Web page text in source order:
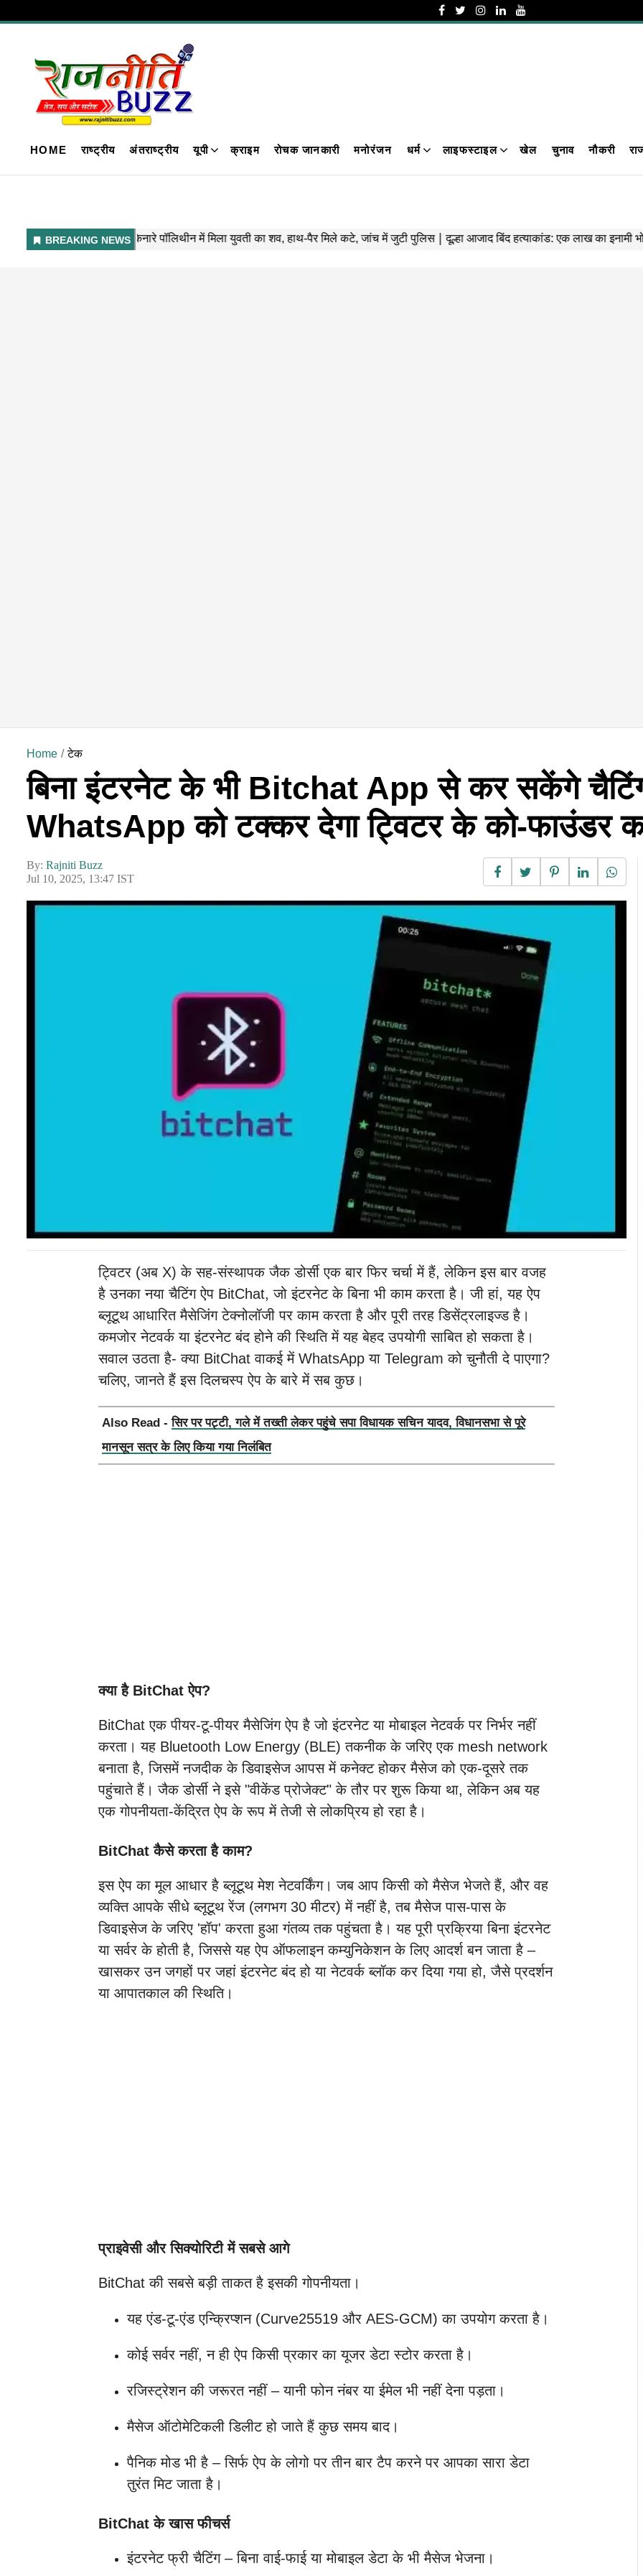
HOME राष्ट्रीय अंतराष्ट्रीय यूपी क्राइम रोचक जानकारी मनोरंजन धर्म लाइफस्टाइल खेल चुनाव नौकरी
Home टेक
बिना इंटरनेट के भी Bitchat App से कर सकेंगे
WhatsApp को टक्कर देगा ट्विटर के को-फाउंडर
By: Rajniti Buzz
Jul 10, 2025, 13:47 IST
ट्विटर (अब X) के सह-संस्थापक जैक डोर्सी एक बार फिर चर्चा में हैं, लेकिन इस बार वजह
है उनका नया चैटिंग ऐप BitChat, जो इंटरनेट के बिना भी काम करता है। जी हां, यह ऐप
ब्लूटूथ आधारित मैसेजिंग टेक्नोलॉजी पर काम करता है और पूरी तरह डिसेंट्रलाइज्ड है।
कमजोर नेटवर्क या इंटरनेट बंद होने की स्थिति में यह बेहद उपयोगी साबित हो सकता है।
सवाल उठता है- क्या BitChat वाकई में WhatsApp या Telegram को चुनौती दे पाएगा?
चलिए, जानते हैं इस दिलचस्प ऐप के बारे में सब कुछ।
Also Read -सिर पर पट्टी, गले में तख्ती लेकर पहुंचे सपा विधायक सचिन यादव, विधानसभा से पूरे
मानसून सत्र के लिए किया गया निलंबित
क्या है BitChat ऐप?
BitChat एक पीयर-टू-पीयर मैसेजिंग ऐप है जो इंटरनेट या मोबाइल नेटवर्क पर निर्भर नहीं
करता। यह Bluetooth Low Energy (BLE) तकनीक के जरिए एक mesh network
बनाता है, जिसमें नजदीक के डिवाइसेज आपस में कनेक्ट होकर मैसेज को एक-दूसरे तक
पहुंचाते हैं। जैक डोर्सी ने इसे "वीकेंड प्रोजेक्ट" के तौर पर शुरू किया था, लेकिन अब यह
एक गोपनीयता-केंद्रित ऐप के रूप में तेजी से लोकप्रिय हो रहा है।
BitChat कैसे करता है काम?
इस ऐप का मूल आधार है ब्लूटूथ मेश नेटवर्किंग। जब आप किसी को मैसेज भेजते हैं, और वह
व्यक्ति आपके सीधे ब्लूटूथ रेंज (लगभग 30 मीटर) में नहीं है, तब मैसेज पास-पास के
डिवाइसेज के जरिए 'हॉप' करता हुआ गंतव्य तक पहुंचता है। यह पूरी प्रक्रिया बिना इंटरनेट
या सर्वर के होती है, जिससे यह ऐप ऑफलाइन कम्युनिकेशन के लिए आदर्श बन जाता है –
खासकर उन जगहों पर जहां इंटरनेट बंद हो या नेटवर्क ब्लॉक कर दिया गया हो, जैसे प्रदर्शन
या आपातकाल की स्थिति।
प्राइवेसी और सिक्योरिटी में सबसे आगे
BitChat की सबसे बड़ी ताकत है इसकी गोपनीयता।
यह एंड-टू-एंड एन्क्रिप्शन (Curve25519 और AES-GCM) का उपयोग करता है।
कोई सर्वर नहीं, न ही ऐप किसी प्रकार का यूजर डेटा स्टोर करता है।
रजिस्ट्रेशन की जरूरत नहीं – यानी फोन नंबर या ईमेल भी नहीं देना पड़ता।
मैसेज ऑटोमेटिकली डिलीट हो जाते हैं कुछ समय बाद।
पैनिक मोड भी है – सिर्फ ऐप के लोगो पर तीन बार टैप करने पर आपका सारा डेटा
तुरंत मिट जाता है।
BitChat के खास फीचर्स
इंटरनेट फ्री चैटिंग – बिना वाई-फाई या मोबाइल डेटा के भी मैसेज भेजना।